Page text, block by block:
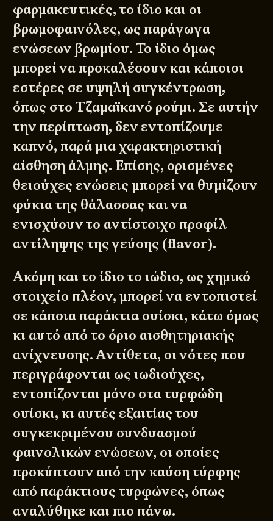
φαρμακευτικές, το ίδιο και οι
βρωμοφαινόλες, ως παράγωγα
ενώσεων βρωμίου. Το ίδιο όμως
μπορεί να προκαλέσουν και κάποιοι
εστέρες σε υψηλή συγκέντρωση,
όπως στο Τζαμαϊκανό ρούμι. Σε αυτήν
την περίπτωση, δεν εντοπίζουμε
καπνό, παρά μια χαρακτηριστική
αίσθηση άλμης. Επίσης, ορισμένες
θειούχες ενώσεις μπορεί να θυμίζουν
φύκια της θάλασσας και να
ενισχύουν το αντίστοιχο προφίλ
αντίληψης της γεύσης (flavor).
Ακόμη και το ίδιο το ιώδιο, ως χημικό
στοιχείο πλέον, μπορεί να εντοπιστεί
σε κάποια παράκτια ουίσκι, κάτω όμως
κι αυτό από το όριο αισθητηριακής
ανίχνευσης. Αντίθετα, οι νότες που
περιγράφονται ως ιωδιούχες,
εντοπίζονται μόνο στα τυρφώδη
ουίσκι, κι αυτές εξαιτίας του
συγκεκριμένου συνδυασμού
φαινολικών ενώσεων, οι οποίες
προκύπτουν από την καύση τύρφης
από παράκτιους τυρφώνες, όπως
αναλύθηκε και πιο πάνω.